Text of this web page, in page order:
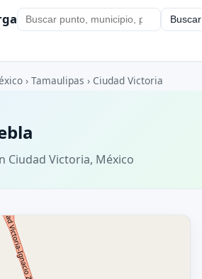
Buscar
› Tamaulipas › Ciudad Victoria
Ciudad Victoria, México